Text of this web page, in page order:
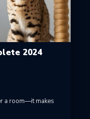
2024
a room—it makes